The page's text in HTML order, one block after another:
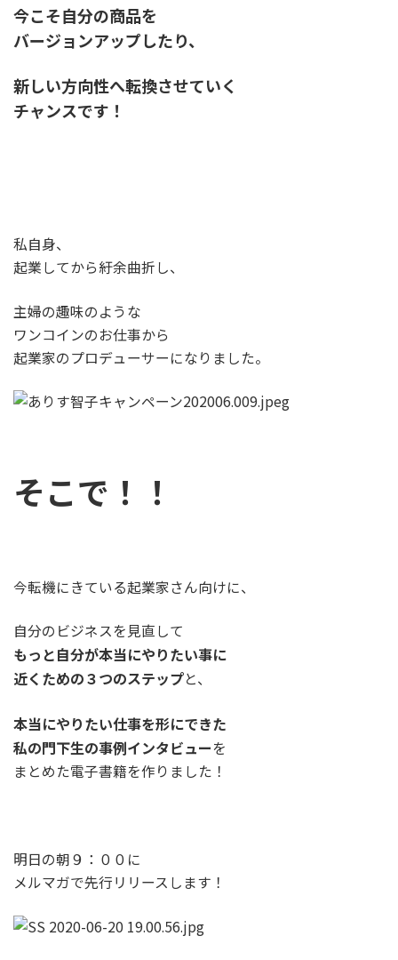
今こそ自分の商品を
バージョンアップしたり、
新しい方向性へ転換させていく
チャンスです！
私自身、
起業してから紆余曲折し、
主婦の趣味のような
ワンコインのお仕事から
起業家のプロデューサーになりました。
そこで！！
今転機にきている起業家さん向けに、
自分のビジネスを見直して
もっと自分が本当にやりたい事に
近くための３つのステップと、
本当にやりたい仕事を形にできた
私の門下生の事例インタビューを
まとめた電子書籍を作りました！
明日の朝９：００に
メルマガで先行リリースします！